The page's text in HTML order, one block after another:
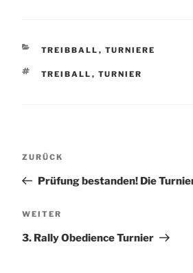
KATEGORIEN
TREIBBALL , TURNIERE
SCHLAGWÖRTER
TREIBALL , TURNIER
Vorheriger
ZURÜCK
Prüfung bestanden! Die
Nächster
WEITER
3. Rally Obedience Turnier